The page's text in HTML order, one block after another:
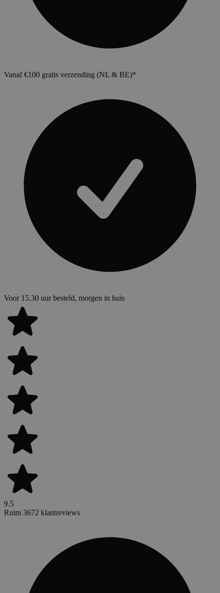
Vanaf €100 gratis verzending (NL & BE)*
Voor 15.30 uur besteld, morgen in huis
9.5
Ruim 3672 klantreviews